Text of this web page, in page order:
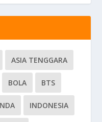
ASIA TENGGARA
BOLA BTS
INDONESIA